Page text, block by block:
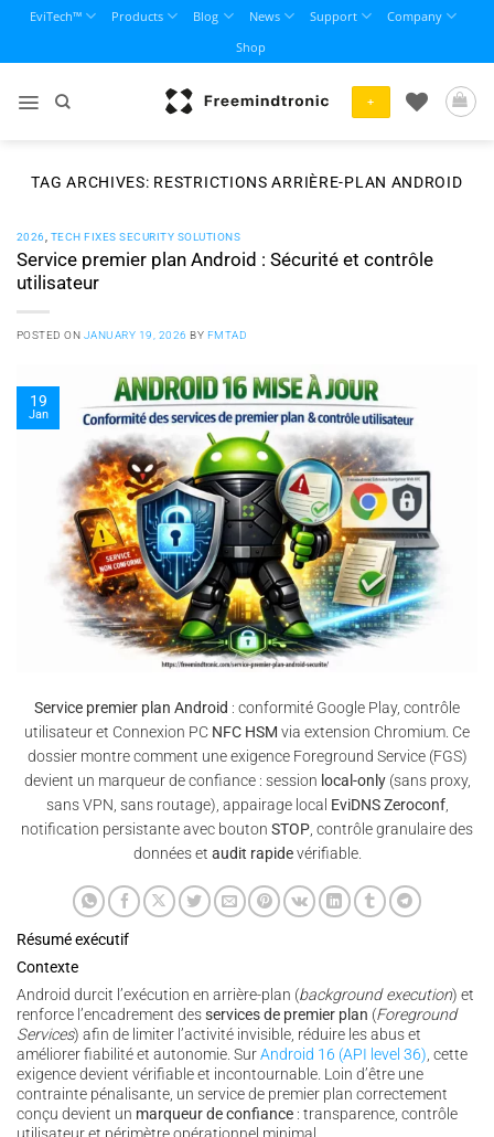
content
EviTech™ Products Blog News Support
Company
Shop
+
TAG ARCHIVES: RESTRICTIONS ARRIÈRE-PLAN ANDROID
2026 TECH FIXES SECURITY SOLUTIONS
Service premier plan Android : Sécurité et contrôle
utilisateur
POSTED ON JANUARY 19, 2026 BY FMTAD
19
Jan
Service premier plan Android : conformité Google Play, contrôle
utilisateur et Connexion PC NFC HSM via extension Chromium. Ce
dossier montre comment une exigence Foreground Service (FGS)
devient un marqueur de confiance : session local-only(sans proxy,
sans VPN, sans routage), appairage local EviDNS Zeroconf,
notification persistante avec bouton STOP , contrôle granulaire des
données et audit rapidevérifiable.
Résumé exécutif
Contexte
Android durcit l’exécution en arrière-plan (background execution) et
renforce l’encadrement desservices de premier plan (Foreground
Services) afin de limiter l’activité invisible, réduire les abus et
améliorer fiabilité et autonomie. SurAndroid 16 (API level 36), cette
exigence devient vérifiable et incontournable. Loin d’être une
contrainte pénalisante, un service de premier plan correctement
conçu devient un marqueur de confiance : transparence, contrôle